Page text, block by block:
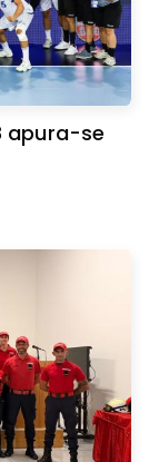
apura-se